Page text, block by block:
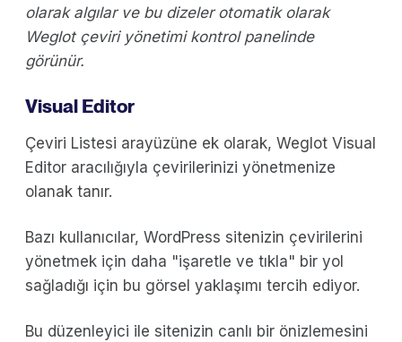
olarak algılar ve bu dizeler otomatik olarak
Weglot çeviri yönetimi kontrol panelinde
görünür.
Visual Editor
Çeviri Listesi arayüzüne ek olarak, Weglot Visual
Editor aracılığıyla çevirilerinizi yönetmenize
olanak tanır.
Bazı kullanıcılar, WordPress sitenizin çevirilerini
yönetmek için daha "işaretle ve tıkla" bir yol
sağladığı için bu görsel yaklaşımı tercih ediyor.
Bu düzenleyici ile sitenizin canlı bir önizlemesini